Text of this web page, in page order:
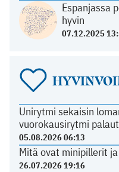
Espanjassa
hyvin
07.12.2025
Unirytmi sekaisin
vuorokausirytmi
05.08.2026 06:13
Mitä ovat minipillerit
26.07.2026 19:16